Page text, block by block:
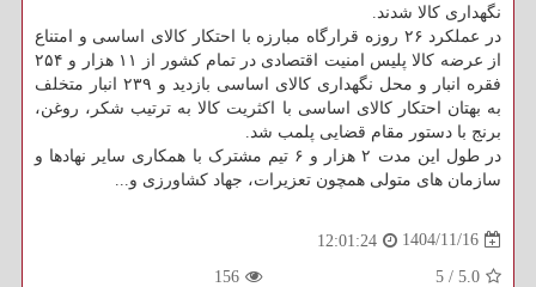
نگهداری کالا شدند.
در عملکرد ۲۶ روزه قرارگاه مبارزه با احتکار کالای اساسی و امتناع
از عرضه کالا پلیس امنیت اقتصادی در تمام کشور از ۱۱ هزار و ۲۵۴
فقره انبار و محل نگهداری کالای اساسی بازدید و ۲۳۹ انبار متخلف
به بهتان احتکار کالای اساسی با اکثریت کالا به ترتیب شکر، روغن،
برنج با دستور مقام قضایی پلمب شد.
در طول این مدت ۲ هزار و ۶ تیم مشترک با همکاری سایر نهادها و
سازمان های متولی همچون تعزیرات، جهاد کشاورزی و...
1404/11/16
12:01:24
5.0
/
5
156